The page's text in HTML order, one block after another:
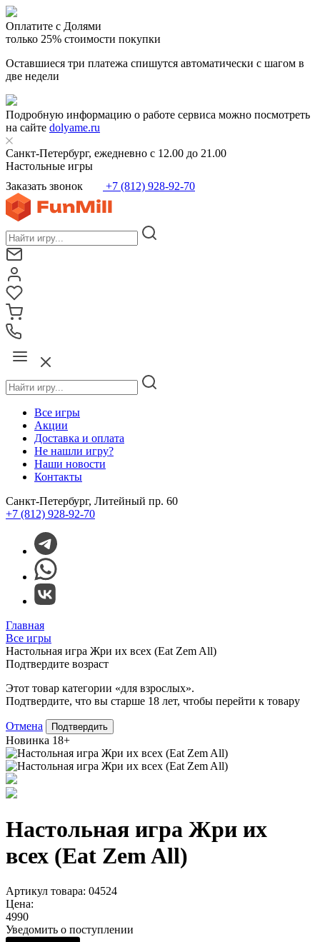
Оплатите с Долями
только 25% стоимости покупки
Оставшиеся три платежа спишутся автоматически с шагом в
две недели
Подробную информацию о работе сервиса можно посмотреть
на сайте dolyame.ru
Санкт-Петербург, ежедневно с 12.00 до 21.00
Настольные игры
Заказать звонок
+7 (812) 928-92-70
Все игры
Акции
Доставка и оплата
Не нашли игру?
Наши новости
Контакты
Санкт-Петербург, Литейный пр. 60
+7 (812) 928-92-70
Главная
Все игры
Настольная игра Жри их всех (Eat Zem All)
Подтвердите возраст
Этот товар категории «для взрослых».
Подтвердите, что вы старше 18 лет, чтобы перейти к товару
Отмена Подтвердить
Новинка 18+
Настольная игра Жри их
всех (Eat Zem All)
Артикул товара: 04524
Цена:
4990
Уведомить о поступлении